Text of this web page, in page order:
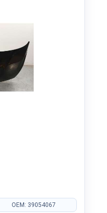
OEM: 39054067